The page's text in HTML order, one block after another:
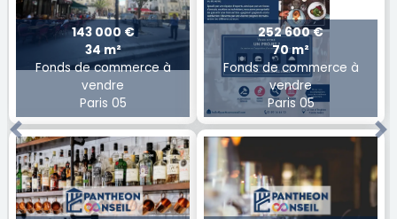
143 000 €
34 m²
Fonds de commerce à
vendre
Paris 05
252 600 €
70 m²
Fonds de commerce à
vendre
Paris 05
Previous